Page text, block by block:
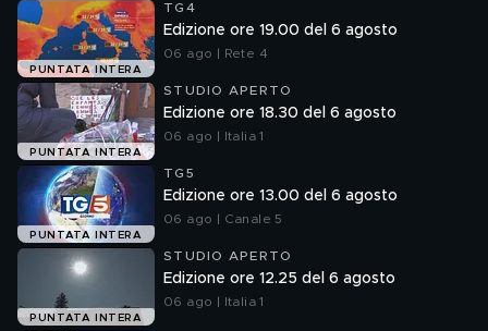
PUNTATA INTERA
TG4
Edizione ore 19.00 del 6 agosto
06 ago | Rete 4
PUNTATA INTERA
STUDIO APERTO
Edizione ore 18.30 del 6 agosto
06 ago | Italia 1
PUNTATA INTERA
TG5
Edizione ore 13.00 del 6 agosto
06 ago | Canale 5
PUNTATA INTERA
STUDIO APERTO
Edizione ore 12.25 del 6 agosto
06 ago | Italia 1